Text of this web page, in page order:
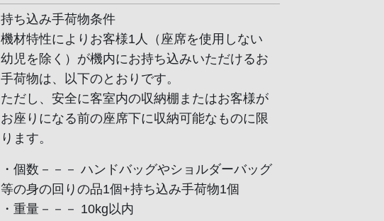
持ち込み手荷物条件
機材特性によりお客様1人（座席を使用しない
幼児を除く）が機内にお持ち込みいただけるお
手荷物は、以下のとおりです。
ただし、安全に客室内の収納棚またはお客様が
お座りになる前の座席下に収納可能なものに限
ります。
・個数－－－ ハンドバッグやショルダーバッグ
等の身の回りの品1個+持ち込み手荷物1個
・重量－－－ 10kg以内